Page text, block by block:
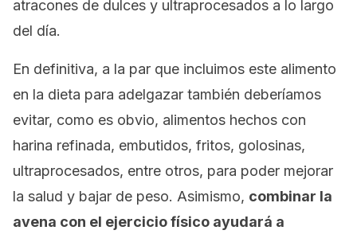
atracones de dulces y ultraprocesados a lo largo
del día.
En definitiva, a la par que incluimos este alimento
en la dieta para adelgazar también deberíamos
evitar, como es obvio, alimentos hechos con
harina refinada, embutidos, fritos, golosinas,
ultraprocesados, entre otros, para poder mejorar
la salud y bajar de peso. Asimismo, combinar la
avena con el ejercicio físico ayudará a